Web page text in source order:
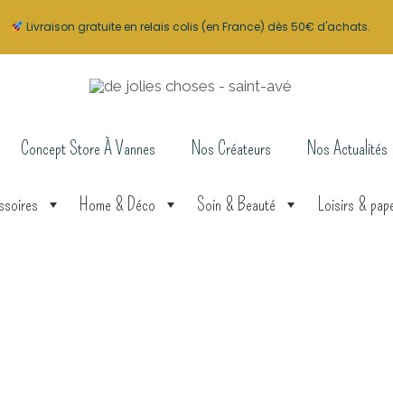
Concept Store À Vannes Nos Créateurs Nos Actualités
Home & Déco Soin & Beauté Loisirs &
Livraison gratuite en relais colis (en France) dès 50€ d'achats.